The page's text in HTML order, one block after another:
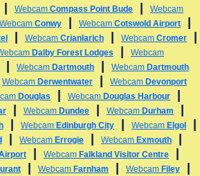
Webcam Compass Point Bude
Webcam
Webcam Conwy Webcam Cotswold Airport
Webcam Crianlarich Webcam Cromer
Dalby Forest Lodges
Webcam
Webcam Dartmouth Webcam Dartmouth
Webcam Derwentwater Webcam Devonport
Douglas Webcam Douglas Harbour
Webcam Dundee Webcam Durham
Webcam Edinburgh City Webcam Elgol
Webcam Errogie Webcam Exmouth
Webcam Falkland Visitor Centre
Webcam Farnham Webcam Filey